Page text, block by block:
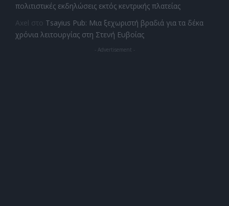
πολιτιστικές εκδηλώσεις εκτός κεντρικής πλατείας
Axel στο Tsayius Pub: Μια ξεχωριστή βραδιά για τα δέκα
χρόνια λειτουργίας στη Στενή Ευβοίας
- Advertisement -